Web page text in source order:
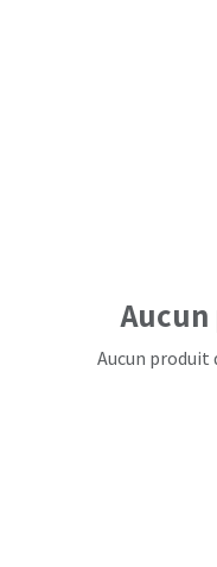
Aucun produit